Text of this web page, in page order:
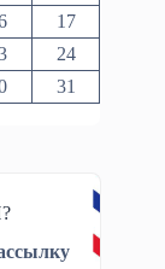
17
24
31